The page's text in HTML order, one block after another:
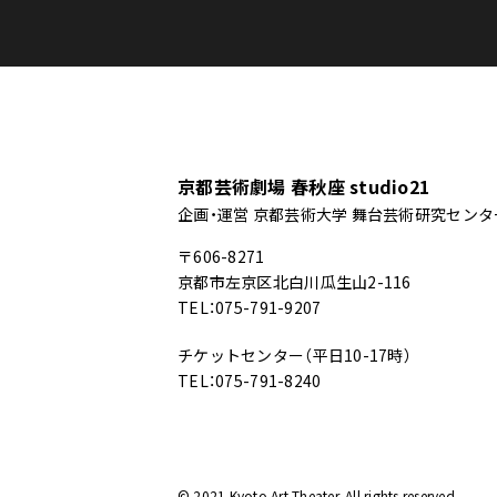
京都芸術劇場 春秋座 studio21
企画・運営 京都芸術大学 舞台芸術研究セン
〒606-8271
京都市左京区北白川瓜生山2-116
TEL：075-791-9207
チケットセンター（平日10-17時）
TEL：075-791-8240